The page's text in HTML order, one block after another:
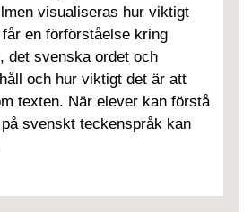
visualiseras hur viktigt
en förförståelse kring
det svenska ordet och
och hur viktigt det är att
texten. När elever kan förstå
svenskt teckenspråk kan